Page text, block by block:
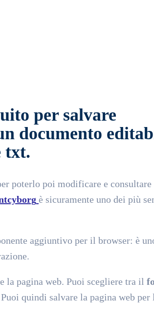
per salvare
documento
txt.
poterlo poi modificare e consultare
è sicuramente uno dei più
aggiuntivo per il browser: è
pagina web. Puoi scegliere tra il
quindi salvare la pagina web per